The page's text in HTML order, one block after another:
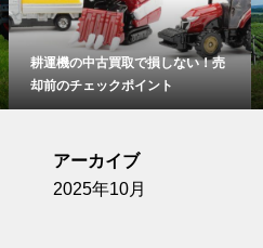
耕運機の中古買取で損しない！売
却前のチェックポイント
アーカイブ
2025年10月